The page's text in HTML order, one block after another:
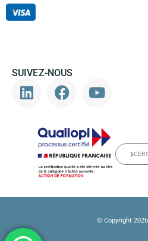
SUIVEZ-NOUS
© Copyright